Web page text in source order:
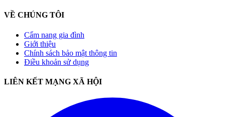
VỀ CHÚNG TÔI
Cẩm nang gia đình
Giới thiệu
Chính sách bảo mật thông tin
Điều khoản sử dụng
LIÊN KẾT MẠNG XÃ HỘI